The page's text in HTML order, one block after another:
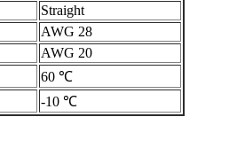
Straight
AWG 28
AWG 20
60 ℃
-10 ℃